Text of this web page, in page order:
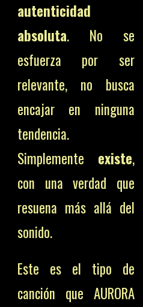
autenticidad
absoluta. No se
esfuerza por ser
relevante, no busca
encajar en ninguna
tendencia.
Simplemente existe,
con una verdad que
resuena más allá del
sonido.
Este es el tipo de
canción que AURORA